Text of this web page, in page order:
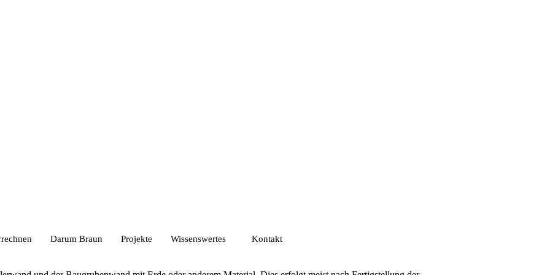
Darum Braun Projekte Wissenswertes Kontakt